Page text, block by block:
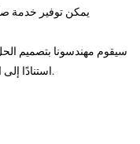
يمكن توفير خدمة
سيقوم مهندسونا بتصميم
استنادًا إلى الجيولوجيا المحلية وحمل الثلوج وسرعة الرياح.